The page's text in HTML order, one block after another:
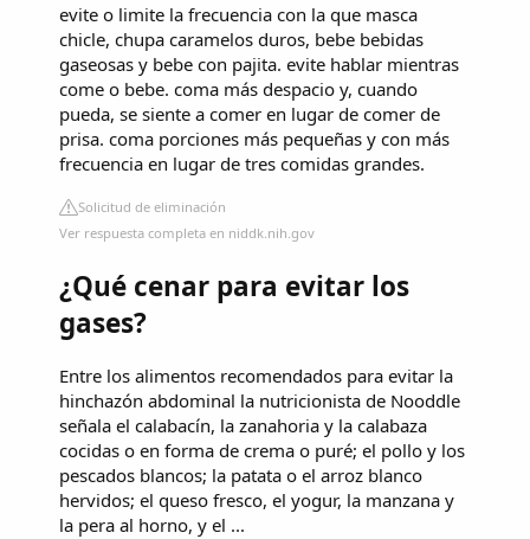
evite o limite la frecuencia con la que masca
chicle, chupa caramelos duros, bebe bebidas
gaseosas y bebe con pajita. evite hablar mientras
come o bebe. coma más despacio y, cuando
pueda, se siente a comer en lugar de comer de
prisa. coma porciones más pequeñas y con más
frecuencia en lugar de tres comidas grandes.
Solicitud de eliminación
Ver respuesta completa en niddk.nih.gov
¿Qué cenar para evitar los
gases?
Entre los alimentos recomendados para evitar la
hinchazón abdominal la nutricionista de Nooddle
señala el calabacín, la zanahoria y la calabaza
cocidas o en forma de crema o puré; el pollo y los
pescados blancos; la patata o el arroz blanco
hervidos; el queso fresco, el yogur, la manzana y
la pera al horno, y el ...